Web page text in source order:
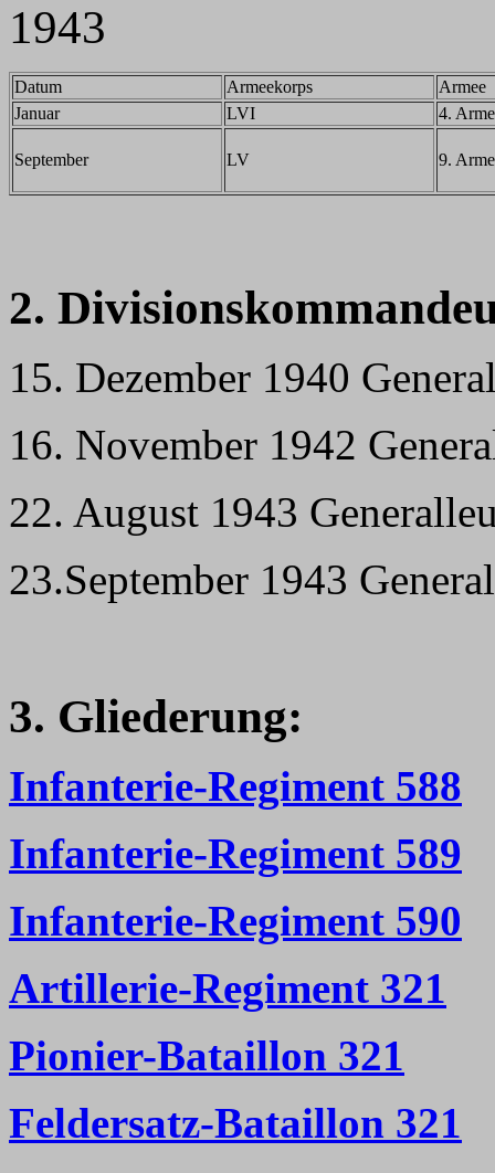
1943
Datum Armeekorps
Armee
Januar
LVI 4.
September LV 9.
2.
15. Dezember 1940
16. November 1942
22. August 1943
23.September 1943
3. Gliederung:
Infanterie-Regiment 588
Infanterie-Regiment 589
Infanterie-Regiment 590
Artillerie-Regiment 321
Pionier-Bataillon 321
Feldersatz-Bataillon 321